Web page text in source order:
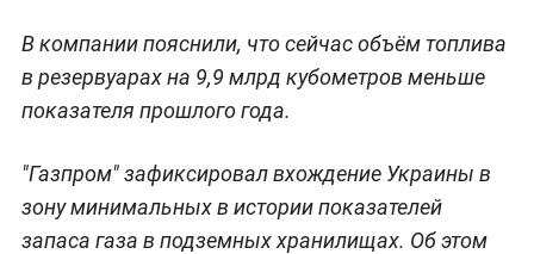
В компании пояснили, что сейчас объём топлива
в резервуарах на 9,9 млрд кубометров меньше
показателя прошлого года.
"Газпром" зафиксировал вхождение Украины в
зону минимальных в истории показателей
запаса газа в подземных хранилищах. Об этом